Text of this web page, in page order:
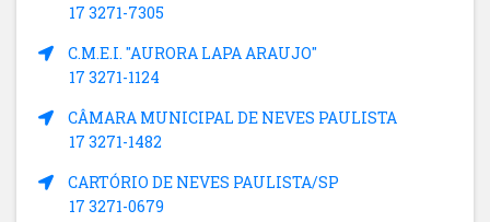
17 3271-7305
C.M.E.I. "AURORA LAPA ARAUJO"
17 3271-1124
CÂMARA MUNICIPAL DE NEVES PAULISTA
17 3271-1482
CARTÓRIO DE NEVES PAULISTA/SP
17 3271-0679